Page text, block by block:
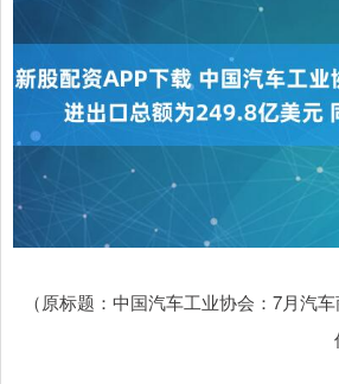
（原标题：中国汽车工业协会：7月汽